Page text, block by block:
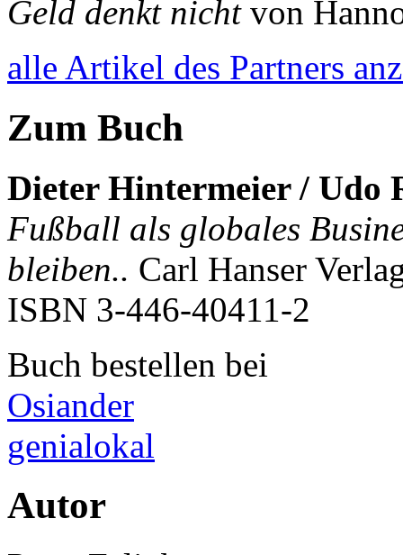
Geld denkt nicht von
alle Artikel des Partners
Zum Buch
Dieter Hintermeier / Udo
Fußball als globales
bleiben.. Carl Hanser
ISBN 3-446-40411-2
Buch bestellen bei
Osiander
genialokal
Autor